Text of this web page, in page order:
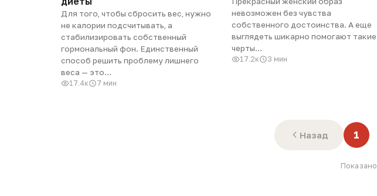
Для того, чтобы сбросить вес, нужно
не калории подсчитывать, а
стабилизировать собственный
гормональный фон. Единственный
способ решить проблему лишнего
веса — это…
17.4к 7 мин
невозможен без чувства
собственного достоинства. А еще
выглядеть шикарно помогают такие
черты…
17.2к 3 мин
Назад 1
Показано